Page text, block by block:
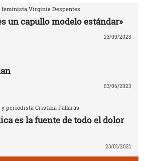
Virginie Despentes
un capullo modelo estándar»
23/09/2023
03/06/2023
periodista Cristina Fallarás
es la fuente de todo el dolor
23/01/2021